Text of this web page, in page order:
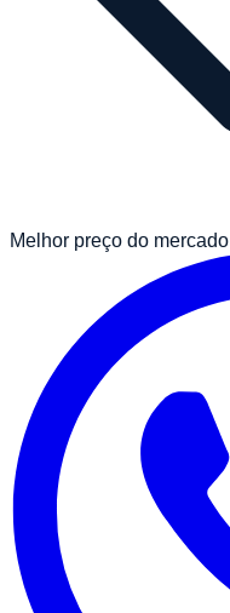
Melhor preço do mercado